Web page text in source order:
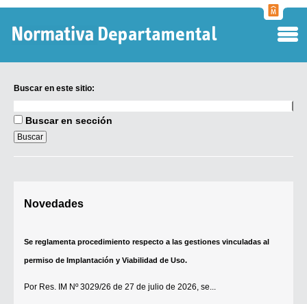
Buscar en este sitio:
en
sitio:
Buscar en sección
Novedades
Se reglamenta procedimiento respecto a las gestiones vinculadas al
[+]
Se establece que estarán exonerados del pago de tasas y sellados los